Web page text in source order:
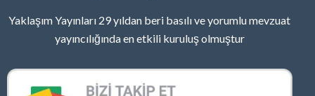
Yaklaşım Yayınları 29 yıldan beri basılı ve yorumlu mevzuat
yayıncılığında en etkili kuruluş olmuştur